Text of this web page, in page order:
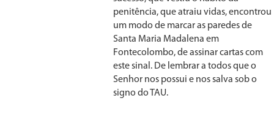
penitência, que atraiu vidas, encontrou
um modo de marcar as paredes de
Santa Maria Madalena em
Fontecolombo, de assinar cartas com
este sinal. De lembrar a todos que o
Senhor nos possui e nos salva sob o
signo do TAU.